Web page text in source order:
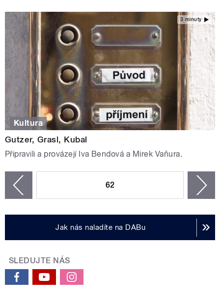
3 minuty
Kultura
Gutzer, Grasl, Kubal
Připravili a provázejí Iva Bendová a Mirek Vaňura.
62
Jak nás naladíte na DABu
SLEDUJTE NÁS